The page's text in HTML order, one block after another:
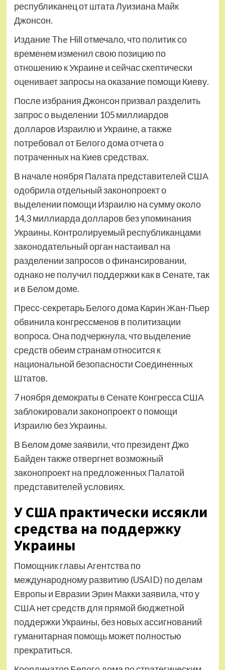
республиканец от штата Луизиана Майк
Джонсон.
Издание The Hill отмечало, что политик со
временем изменил свою позицию по
отношению к Украине и сейчас скептически
оценивает запросы на оказание помощи Киеву.
После избрания Джонсон призвал разделить
запрос о выделении 105 миллиардов
долларов Израилю и Украине, а также
потребовал от Белого дома отчета о
потраченных на Киев средствах.
В начале ноября Палата представителей США
одобрила отдельный законопроект о
выделении помощи Израилю на сумму около
14,3 миллиарда долларов без упоминания
Украины. Контролируемый республиканцами
законодательный орган настаивал на
разделении запросов о финансировании,
однако не получил поддержки как в Сенате, так
и в Белом доме.
Пресс-секретарь Белого дома Карин Жан-Пьер
обвинила конгрессменов в политизации
вопроса. Она подчеркнула, что выделение
средств обеим странам относится к
национальной безопасности Соединенных
Штатов.
7 ноября демократы в Сенате Конгресса США
заблокировали законопроект о помощи
Израилю без Украины.
В Белом доме заявили, что президент Джо
Байден также отвергнет возможный
законопроект на предложенных Палатой
представителей условиях.
У США практически иссякли
средства на поддержку
Украины
Помощник главы Агентства по
международному развитию (USAID) по делам
Европы и Евразии Эрин Макки заявила, что у
США нет средств для прямой бюджетной
поддержки Украины, без новых ассигнований
гуманитарная помощь может полностью
прекратиться.